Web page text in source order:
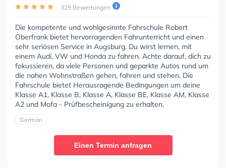
325 Bewertungen
Die kompetente und wohlgesinnte Fahrschule Robert
Oberfrank bietet hervorragenden Fahrunterricht und einen
sehr seriösen Service in Augsburg. Du wirst lernen, mit
einem Audi, VW und Honda zu fahren. Achte darauf, dich zu
fokussieren, da viele Personen und geparkte Autos rund um
die nahen Wohnstraßen gehen, fahren und stehen. Die
Fahrschule bietet Herausragende Bedingungen um deine
Klasse A1, Klasse B, Klasse A, Klasse BE, Klasse AM, Klasse
A2 und Mofa - Prüfbescheinigung zu erhalten.
German
Einen Termin anfragen